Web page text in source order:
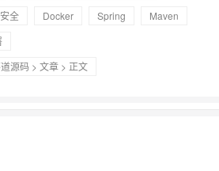
全 Docker Spring
Maven
源码 > 文章 > 正文